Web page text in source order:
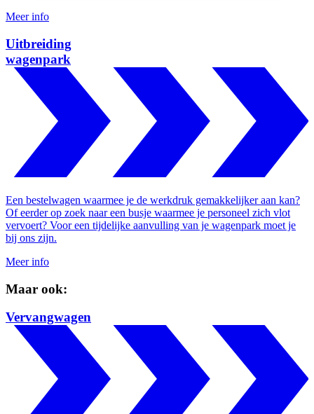
Meer info
Uitbreiding
wagenpark
Een bestelwagen waarmee je de werkdruk gemakkelijker aan kan?
Of eerder op zoek naar een busje waarmee je personeel zich vlot
vervoert? Voor een tijdelijke aanvulling van je wagenpark moet je
bij ons zijn.
Meer info
Maar ook:
Vervangwagen